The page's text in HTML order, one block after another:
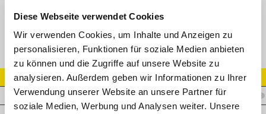
Diese Webseite verwendet Cookies
Wir verwenden Cookies, um Inhalte und Anzeigen zu
personalisieren, Funktionen für soziale Medien anbieten
zu können und die Zugriffe auf unsere Website zu
analysieren. Außerdem geben wir Informationen zu Ihrer
Verwendung unserer Website an unsere Partner für
soziale Medien, Werbung und Analysen weiter. Unsere
Artikel Nr.
I.T25GM3/4